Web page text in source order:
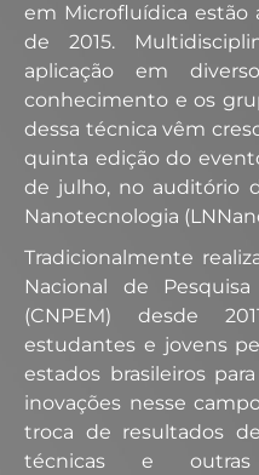
em Microfluídica estão
de 2015.
aplicação em
conhecimento e os
dessa técnica vêm
quinta edição do
de julho, no auditório
Nanotecnologia
Tradicionalmente
Nacional de
(CNPEM) desde
estudantes e jovens
estados brasileiros
inovações nesse
troca de resultados
técnicas e outras